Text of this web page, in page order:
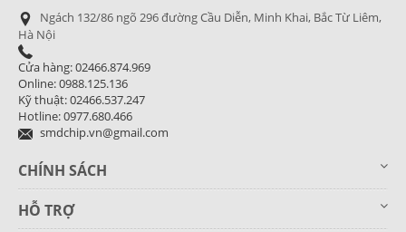
Ngách 132/86 ngõ 296 đường Cầu Diễn, Minh Khai, Bắc Từ Liêm,
Hà Nội
Cửa hàng: 02466.874.969
Online: 0988.125.136
Kỹ thuật: 02466.537.247
Hotline: 0977.680.466
smdchip.vn@gmail.com
CHÍNH SÁCH
HỖ TRỢ